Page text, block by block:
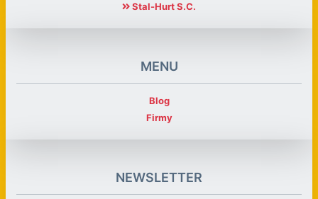
Stal-Hurt S.C.
MENU
Blog
Firmy
NEWSLETTER